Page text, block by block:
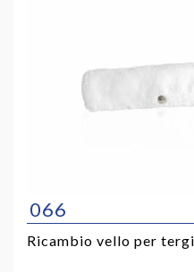
066
Ricambio vello per